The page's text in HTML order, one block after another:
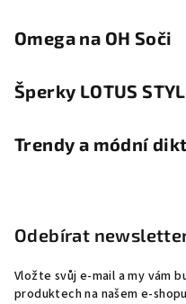
Omega na OH Soči
Šperky LOTUS
Trendy a módní
Odebírat
Vložte svůj e-mail a my vám
produktech na našem e-